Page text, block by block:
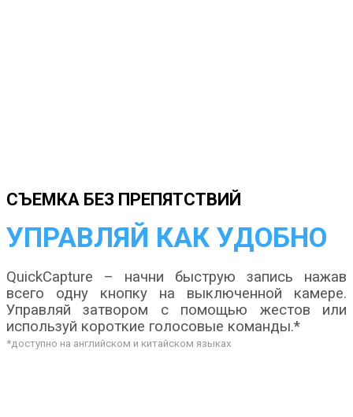
СЪЕМКА БЕЗ ПРЕПЯТСТВИЙ
УПРАВЛЯЙ КАК УДОБНО
QuickCapture – начни быструю запись нажав
всего одну кнопку на выключенной камере.
Управляй затвором с помощью жестов или
используй короткие голосовые команды.*
*доступно на английском и китайском языках